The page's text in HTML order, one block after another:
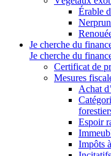
Érable
Je cherche du
Je cherche du
Certificat de
Mesures
Achat
Espoir
Impôts